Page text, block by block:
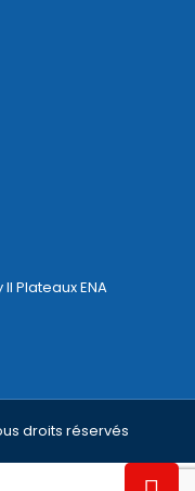
Plateaux ENA
droits réservés